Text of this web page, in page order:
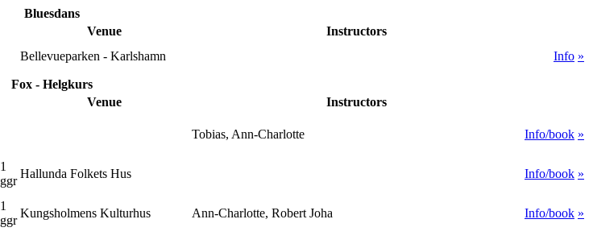
Bluesdans
Venue
Instructors
Bellevueparken - Karlshamn Info »
Fox - Helgkurs
Venue
Instructors
Tobias, Ann-Charlotte Info/book »
1
ggr
Hallunda Folkets Hus Info/book »
1
ggr
Kungsholmens Kulturhus Ann-Charlotte, Robert Joha Info/book »